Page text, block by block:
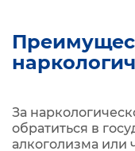
За
обратиться в
алкоголизма или